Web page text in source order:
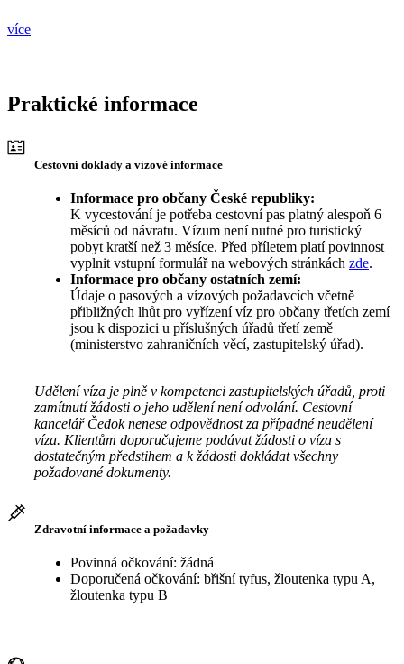
více
Praktické informace
Cestovní doklady a vízové informace
Informace pro občany České republiky:
K vycestování je potřeba cestovní pas platný alespoň 6
měsíců od návratu. Vízum není nutné pro turistický
pobyt kratší než 3 měsíce. Před příletem platí povinnost
vyplnit vstupní formulář na webových stránkách zde.
Informace pro občany ostatních zemí:
Údaje o pasových a vízových požadavcích včetně
přibližných lhůt pro vyřízení víz pro občany třetích zemí
jsou k dispozici u příslušných úřadů třetí země
(ministerstvo zahraničních věcí, zastupitelský úřad).
Udělení víza je plně v kompetenci zastupitelských úřadů, proti
zamítnutí žádosti o jeho udělení není odvolání. Cestovní
kancelář Čedok nenese odpovědnost za případné neudělení
víza. Klientům doporučujeme podávat žádosti o víza s
dostatečným předstihem a k žádosti dokládat všechny
požadované dokumenty.
Zdravotní informace a požadavky
Povinná očkování: žádná
Doporučená očkování: břišní tyfus, žloutenka typu A,
žloutenka typu B